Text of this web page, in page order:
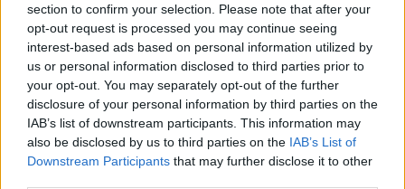
section to confirm your selection. Please note that after your
opt-out request is processed you may continue seeing
interest-based ads based on personal information utilized by
us or personal information disclosed to third parties prior to
your opt-out. You may separately opt-out of the further
disclosure of your personal information by third parties on the
IAB’s list of downstream participants. This information may
also be disclosed by us to third parties on the IAB’s List of
Downstream Participants that may further disclose it to other
Δείτε επίσης